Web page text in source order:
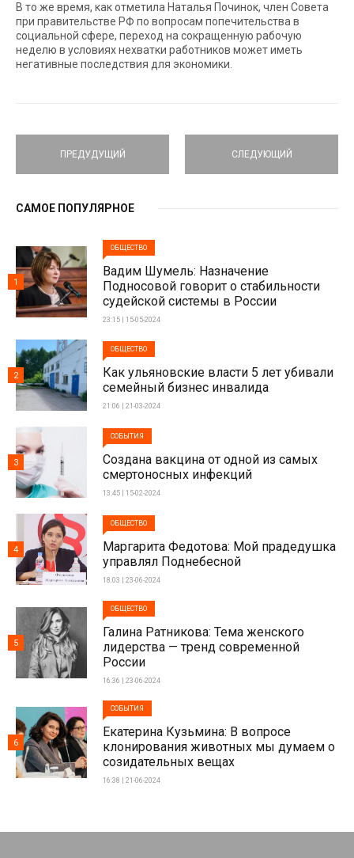
В то же время, как отметила Наталья Починок, член Совета
при правительстве РФ по вопросам попечительства в
социальной сфере, переход на сокращенную рабочую
неделю в условиях нехватки работников может иметь
негативные последствия для экономики.
ПРЕДУДУЩИЙ СЛЕДУЮЩИЙ
САМОЕ ПОПУЛЯРНОЕ
ОБЩЕСТВО
Вадим Шумель: Назначение
Подносовой говорит о стабильности
судейской системы в России
23:15 | 15-05-2024
1
ОБЩЕСТВО
Как ульяновские власти 5 лет убивали
семейный бизнес инвалида
21:06 | 21-03-2024
2
СОБЫТИЯ
Создана вакцина от одной из самых
смертоносных инфекций
13:45 | 15-02-2024
3
ОБЩЕСТВО
Маргарита Федотова: Мой прадедушка
управлял Поднебесной
18:03 | 23-06-2024
4
ОБЩЕСТВО
Галина Ратникова: Тема женского
лидерства — тренд современной
России
16:36 | 23-06-2024
5
СОБЫТИЯ
Екатерина Кузьмина: В вопросе
клонирования животных мы думаем о
созидательных вещах
16:38 | 21-06-2024
6